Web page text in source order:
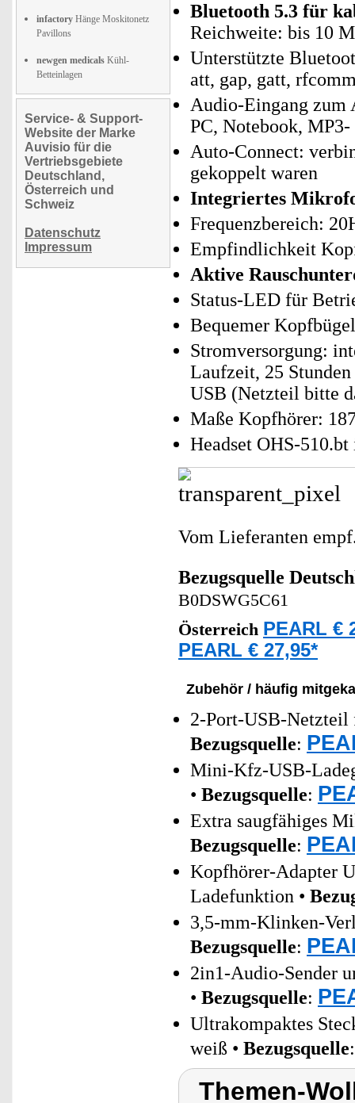
infactory Hänge Moskitonetz
Pavillons
newgen medicals Kühl-
Betteinlagen
Service- & Support-
Website der Marke
Auvisio für die
Vertriebsgebiete
Deutschland,
Österreich und
Schweiz
Datenschutz
Impressum
Bluetooth 5.3 für
Reichweite: bis 10
Unterstützte
att, gap, gatt,
Audio-Eingang zum
PC, Notebook,
Auto-Connect:
gekoppelt waren
Integriertes
Frequenzbereich:
Empfindlichkeit
Aktive
Status-LED für
Bequemer
Stromversorgung:
Laufzeit, 25
USB (Netzteil bitte
Maße Kopfhörer:
Headset OHS-
Vom Lieferanten
Bezugsquelle
B0DSWG5C61
Österreich PEARL €
PEARL € 27,95*
Zubehör / häufig
2-Port-USB-Netzteil
Bezugsquelle:
Mini-Kfz-USB-
• Bezugsquelle:
Extra saugfähiges
Bezugsquelle:
Kopfhörer-Adapter
Ladefunktion •
3,5-mm-Klinken-
Bezugsquelle:
2in1-Audio-Sender
• Bezugsquelle:
Ultrakompaktes
weiß • Bezugsquelle
Themen-